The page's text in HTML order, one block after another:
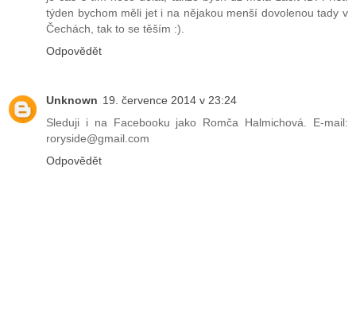
týden bychom měli jet i na nějakou menší dovolenou tady v
Čechách, tak to se těším :).
Odpovědět
Unknown 19. července 2014 v 23:24
Sleduji i na Facebooku jako Romča Halmichová. E-mail:
roryside@gmail.com
Odpovědět